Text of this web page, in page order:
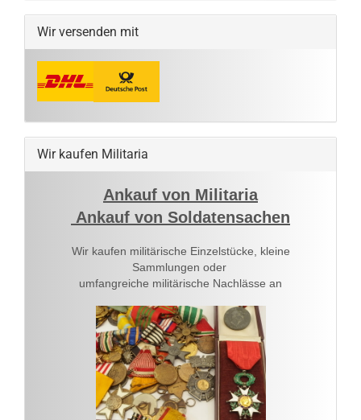
Wir versenden mit
Wir kaufen Militaria
Ankauf von Militaria
Ankauf von Soldatensachen
Wir kaufen militärische Einzelstücke, kleine
Sammlungen oder
umfangreiche militärische Nachlässe an